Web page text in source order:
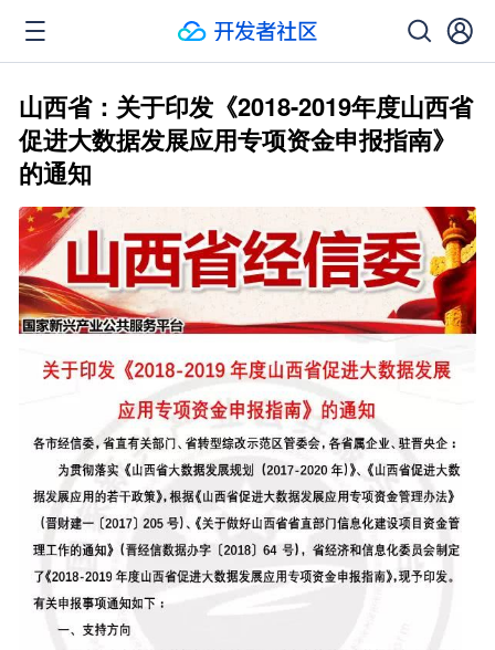
山西省：关于印发《2018-2019年度山西省
促进大数据发展应用专项资金申报指南》
的通知